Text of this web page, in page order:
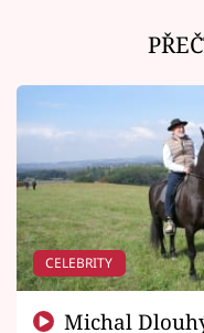
CELEBRITY